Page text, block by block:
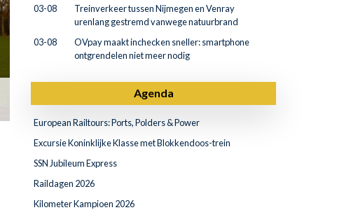
03-08
Treinverkeer tussen Nijmegen en Venray
urenlang gestremd vanwege natuurbrand
03-08
OVpay maakt inchecken sneller: smartphone
ontgrendelen niet meer nodig
Agenda
European Railtours: Ports, Polders & Power
Excursie Koninklijke Klasse met Blokkendoos-trein
SSN Jubileum Express
Raildagen 2026
Kilometer Kampioen 2026